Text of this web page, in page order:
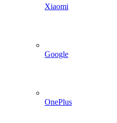
Xiaomi
Google
OnePlus